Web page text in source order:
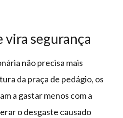
vira segurança
não precisa mais
da praça de pedágio, os
a gastar menos com a
o desgaste causado